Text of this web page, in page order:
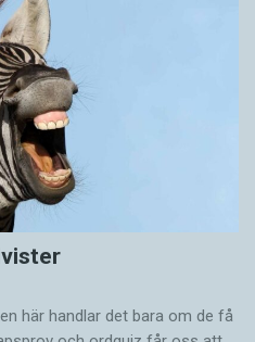
här handlar det bara om de få